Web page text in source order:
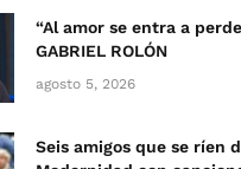
“Al amor se entra a
GABRIEL ROLÓN
agosto 5, 2026
Seis amigos que se ríen